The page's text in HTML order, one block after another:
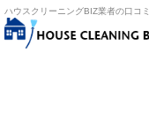
ハウスクリーニングBIZ業者の口コ